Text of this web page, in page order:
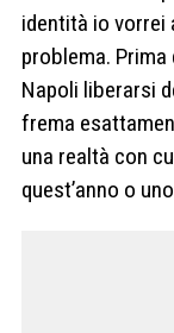
identità io vorrei
problema.
Napoli liberarsi
frema
una realtà con
quest’anno o